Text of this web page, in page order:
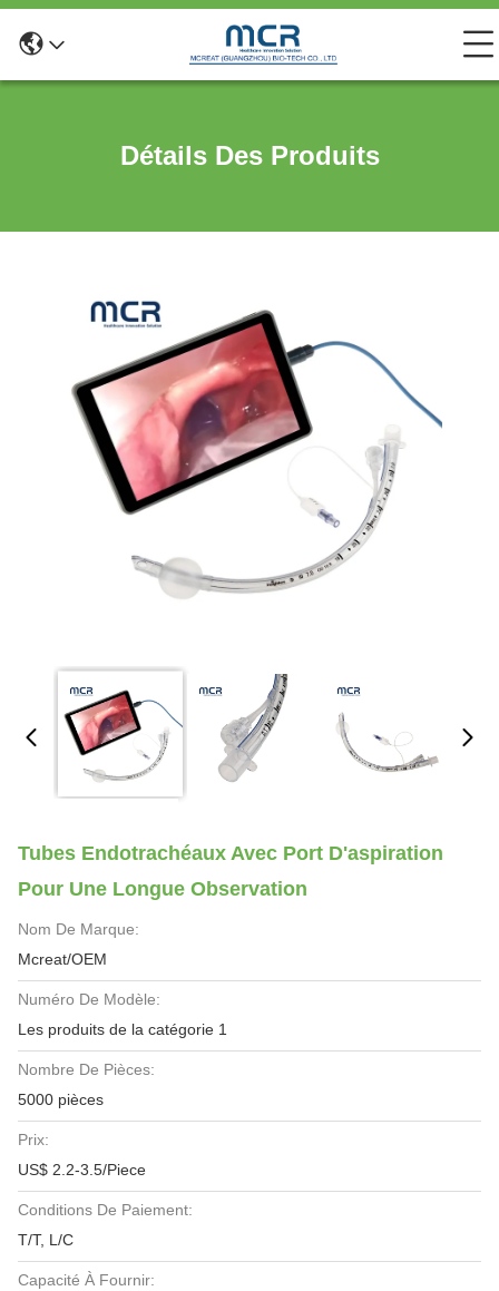
Détails Des Produits
Tubes Endotrachéaux Avec Port D'aspiration
Pour Une Longue Observation
Nom De Marque:
Mcreat/OEM
Numéro De Modèle:
Les produits de la catégorie 1
Nombre De Pièces:
5000 pièces
Prix:
US$ 2.2-3.5/Piece
Conditions De Paiement:
T/T, L/C
Capacité À Fournir: